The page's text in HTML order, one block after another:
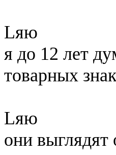
Lяю
я до 12 лет
товарных
Lяю
они выглядят